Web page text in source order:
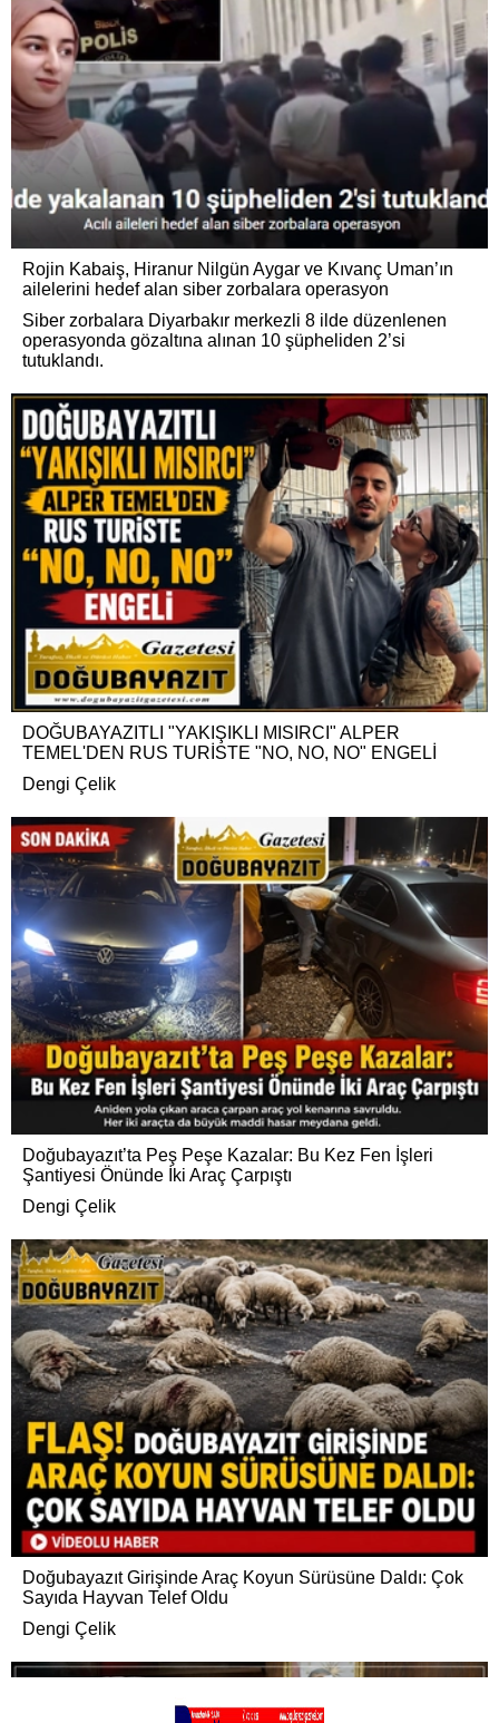
Rojin Kabaiş, Hiranur Nilgün Aygar ve Kıvanç Uman’ın
ailelerini hedef alan siber zorbalara operasyon
Siber zorbalara Diyarbakır merkezli 8 ilde düzenlenen
operasyonda gözaltına alınan 10 şüpheliden 2’si
tutuklandı.
DOĞUBAYAZITLI "YAKIŞIKLI MISIRCI" ALPER
TEMEL'DEN RUS TURİSTE "NO, NO, NO" ENGELİ
Dengi Çelik
Doğubayazıt’ta Peş Peşe Kazalar: Bu Kez Fen İşleri
Şantiyesi Önünde İki Araç Çarpıştı
Dengi Çelik
Doğubayazıt Girişinde Araç Koyun Sürüsüne Daldı: Çok
Sayıda Hayvan Telef Oldu
Dengi Çelik